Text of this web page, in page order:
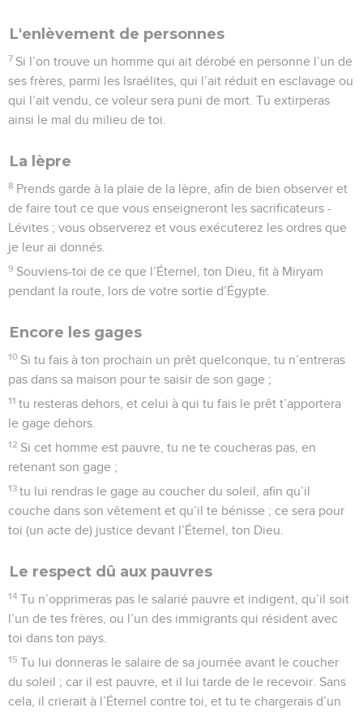
L'enlèvement de personnes
7 Si l’on trouve un homme qui ait dérobé en personne l’un de
ses frères, parmi les Israélites, qui l’ait réduit en esclavage ou
qui l’ait vendu, ce voleur sera puni de mort. Tu extirperas
ainsi le mal du milieu de toi.
La lèpre
8 Prends garde à la plaie de la lèpre, afin de bien observer et
de faire tout ce que vous enseigneront les sacrificateurs -
Lévites ; vous observerez et vous exécuterez les ordres que
je leur ai donnés.
9 Souviens-toi de ce que l’Éternel, ton Dieu, fit à Miryam
pendant la route, lors de votre sortie d’Égypte.
Encore les gages
10 Si tu fais à ton prochain un prêt quelconque, tu n’entreras
pas dans sa maison pour te saisir de son gage ;
11 tu resteras dehors, et celui à qui tu fais le prêt t’apportera
le gage dehors.
12 Si cet homme est pauvre, tu ne te coucheras pas, en
retenant son gage ;
13 tu lui rendras le gage au coucher du soleil, afin qu’il
couche dans son vêtement et qu’il te bénisse ; ce sera pour
toi (un acte de) justice devant l’Éternel, ton Dieu.
Le respect dû aux pauvres
14 Tu n’opprimeras pas le salarié pauvre et indigent, qu’il soit
l’un de tes frères, ou l’un des immigrants qui résident avec
toi dans ton pays.
15 Tu lui donneras le salaire de sa journée avant le coucher
du soleil ; car il est pauvre, et il lui tarde de le recevoir. Sans
cela, il crierait à l’Éternel contre toi, et tu te chargerais d’un